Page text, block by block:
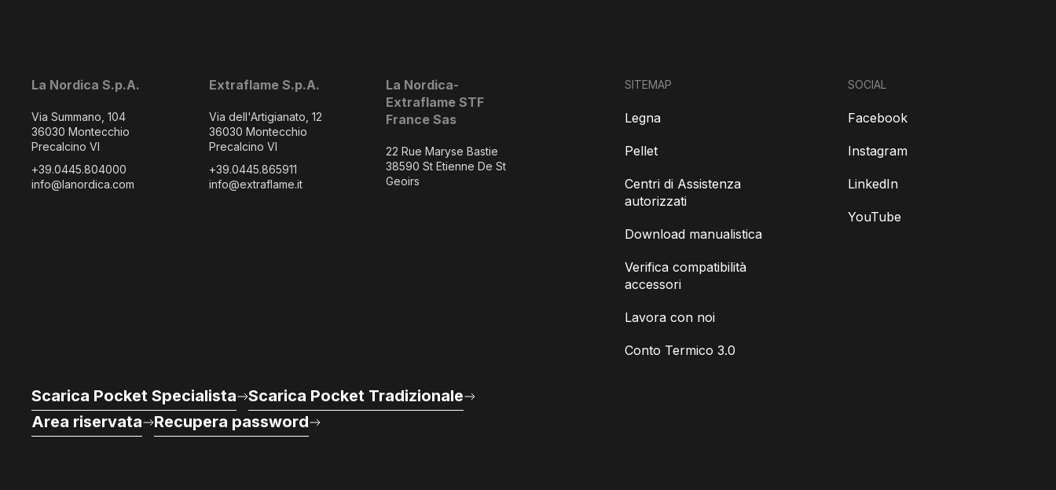
La Nordica S.p.A.
Via Summano, 104
36030 Montecchio
Precalcino VI
+39.0445.804000
info@lanordica.com
Extraflame S.p.A.
Via dell'Artigianato, 12
36030 Montecchio
Precalcino VI
+39.0445.865911
info@extraflame.it
La Nordica-
Extraflame STF
France Sas
22 Rue Maryse Bastie
38590 St Etienne De St
Geoirs
Scarica Pocket Specialista
Scarica Pocket Tradizionale
Area riservata
Recupera password
SITEMAP
Legna
Pellet
Centri di Assistenza
autorizzati
Download manualistica
Verifica compatibilità
accessori
Lavora con noi
Conto Termico 3.0
SOCIAL
Facebook
Instagram
LinkedIn
YouTube